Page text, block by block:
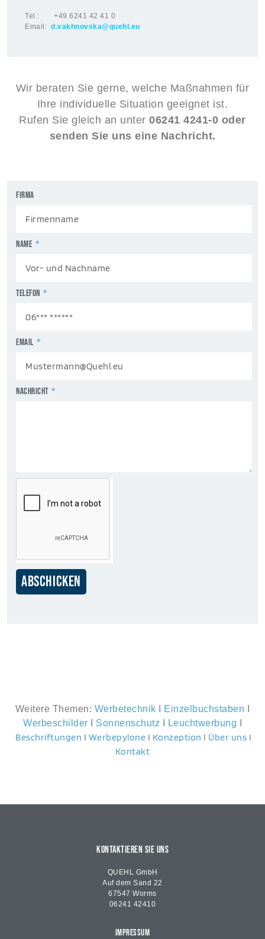
Tel.: +49 6241 42 41 0
Email: d.vakhnovska@quehl.eu
Wir beraten Sie gerne, welche Maßnahmen für
Ihre individuelle Situation geeignet ist.
Rufen Sie gleich an unter06241 4241-0 oder
senden Sie uns eine Nachricht.
Firma
NAME
TELEFON
EMAIL
NACHRICHT
ABSCHICKEN
Weitere Themen: Werbetechnik Einzelbuchstaben
Werbeschilder
Sonnenschutz Leuchtwerbung
Beschriftungen I Werbepylone I Konzeption I Über uns I
Kontakt
KONTAKTIEREN SIE UNS
QUEHL GmbH
Auf dem Sand 22
67547 Worms
06241 42410
IMPRESSUM